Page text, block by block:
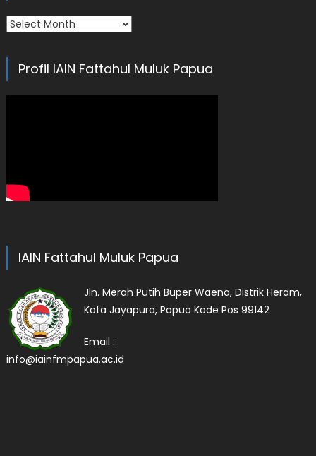
Arsip
Profil IAIN Fattahul Muluk Papua
IAIN Fattahul Muluk Papua
Jln. Merah Putih Buper Waena, Distrik Heram,
Kota Jayapura, Papua Kode Pos 99142
Email :
info@iainfmpapua.ac.id